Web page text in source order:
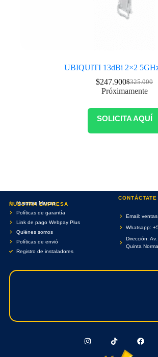
UBIQUITI 13dBi 2×2
$325.000
$247.900
Próximamente
SOLICITA AQUÍ
NUESTRA EMPRESA
Nuestras Marcas
Políticas de garantía
Link de pago Webpay Plus
Quiénes somos
Políticas de envió
Registro de instaladores
Email:
Whatsapp:
Dirección:
Quinta